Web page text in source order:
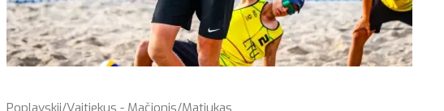
Poplavskij/Vaitiekus - Mačionis/Matiukas